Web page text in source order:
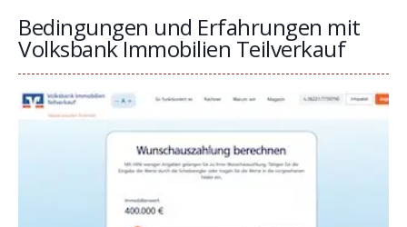
Bedingungen und Erfahrungen mit
Volksbank Immobilien Teilverkauf